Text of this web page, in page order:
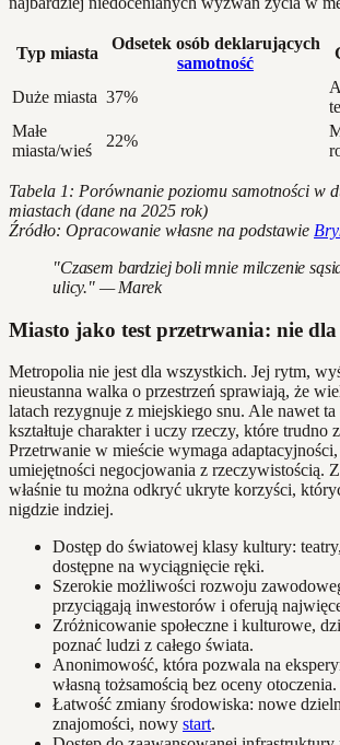
Typ miasta
Odsetek osób deklarujących
samotność
Duże miasta 37%
Małe
miasta/wieś
22%
Tabela 1: Porównanie poziomu samotności w
miastach (dane na 2025 rok)
Źródło: Opracowanie własne na podstawie
"Czasem bardziej boli mnie milczenie
ulicy." — Marek
Miasto jako test przetrwania: nie dla
Metropolia nie jest dla wszystkich. Jej rytm,
nieustanna walka o przestrzeń sprawiają, że
latach rezygnuje z miejskiego snu. Ale nawet
kształtuje charakter i uczy rzeczy, które trudno
Przetrwanie w mieście wymaga
umiejętności negocjowania z rzeczywistością.
właśnie tu można odkryć ukryte korzyści,
nigdzie indziej.
Dostęp do światowej klasy kultury:
dostępne na wyciągnięcie ręki.
Szerokie możliwości rozwoju
przyciągają inwestorów i oferują
Zróżnicowanie społeczne i kulturowe,
poznać ludzi z całego świata.
Anonimowość, która pozwala na
własną tożsamością bez oceny otoczenia.
Łatwość zmiany środowiska: nowe
znajomości, nowy start.